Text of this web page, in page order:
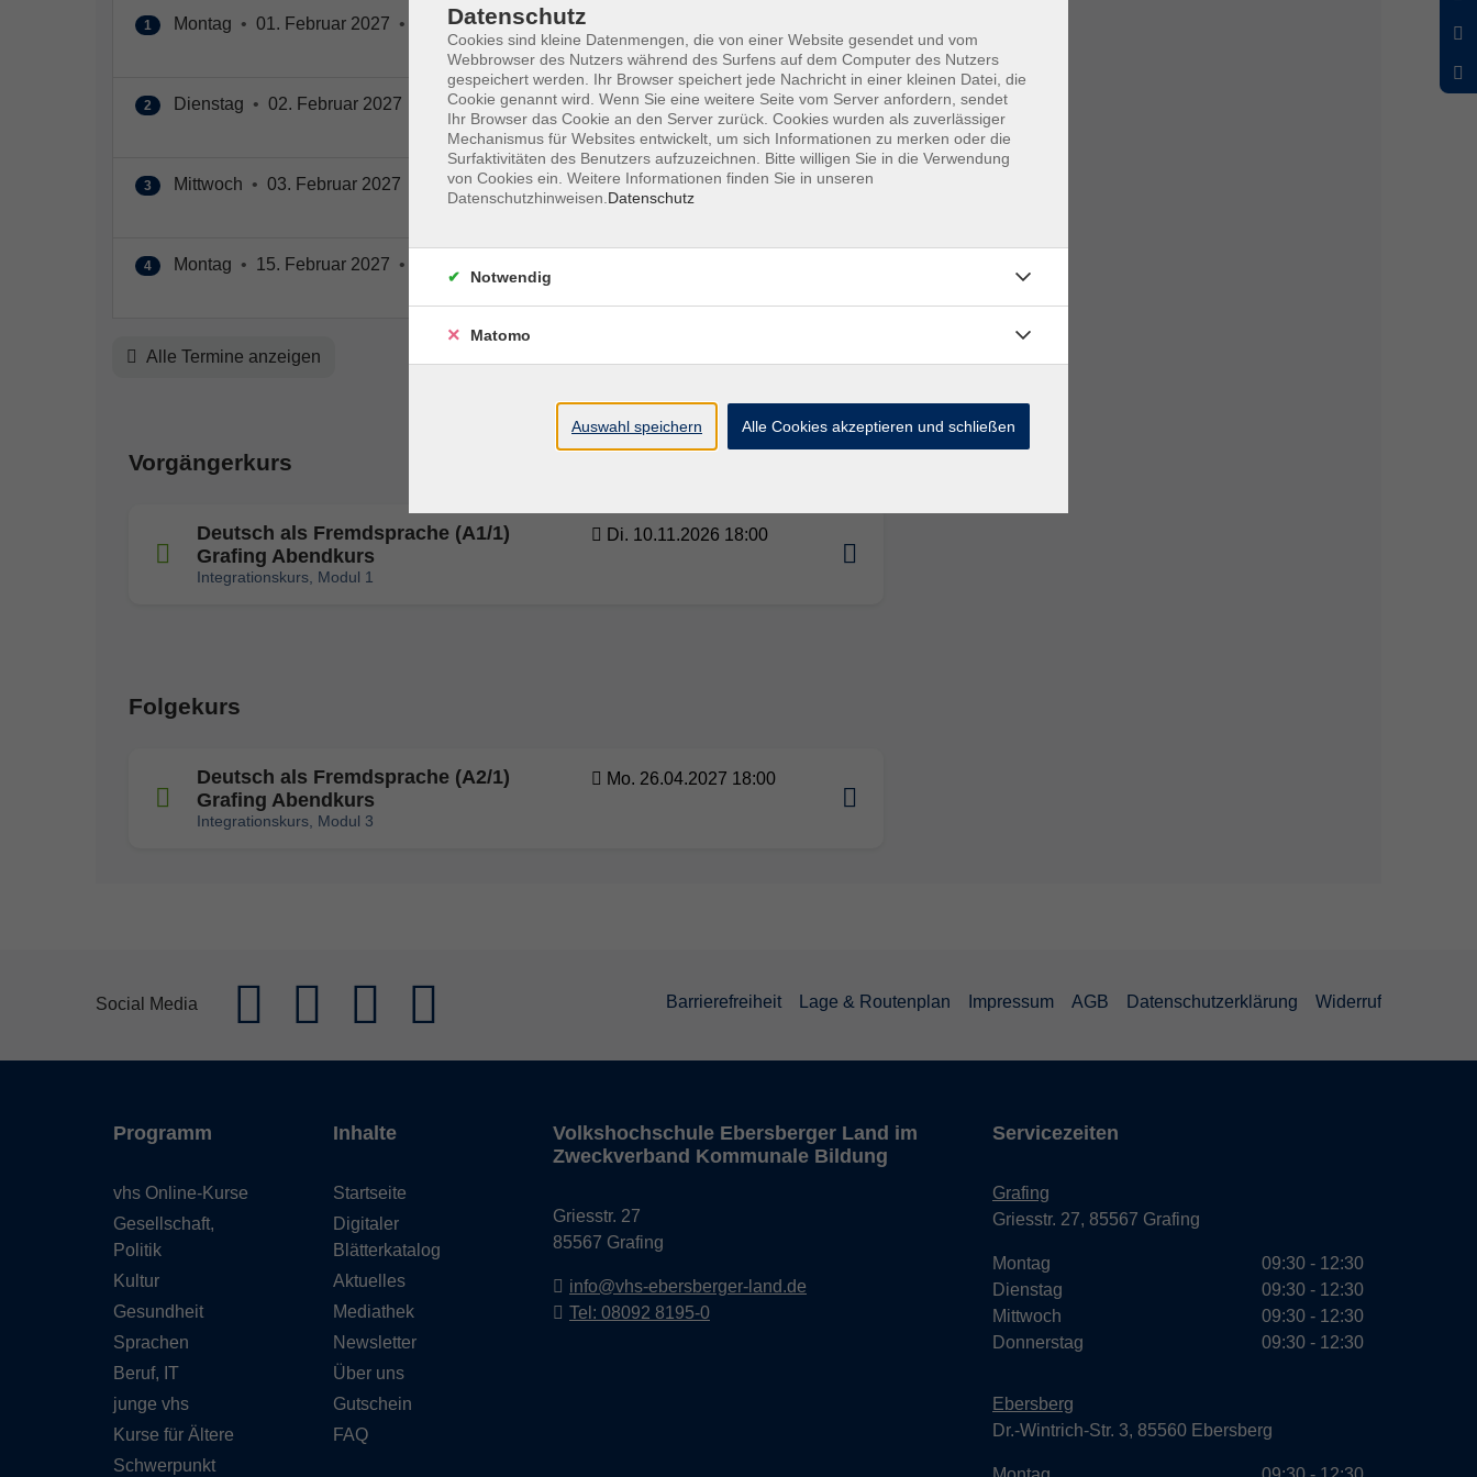
1 Montag • 01. Februar 2027 • 18:00 – 21:00 Uhr
Jahnstr. 17
2 Dienstag • 02. Februar 2027 18:00 – 21:00 Uhr
Grafing, Gymnasium,
Jahnstr. 17
3 Mittwoch • 03. Februar 2027 18:00 – 21:00 Uhr
Grafing, Gymnasium,
4 Montag • 15. Februar 2027 •
Alle Termine anzeigen
Vorgängerkurs
Deutsch als Fremdsprache (A1/1)
Grafing Abendkurs
Integrationskurs, Modul 1
Di. 10.11.2026 18:00
Folgekurs
Deutsch als Fremdsprache (A2/1)
Grafing Abendkurs
Integrationskurs, Modul 3
Mo. 26.04.2027 18:00
Social Media Barrierefreiheit Lage & Routenplan Impressum AGB Datenschutzerklärung Widerruf
Programm
vhs Online-Kurse
Gesellschaft,
Politik
Kultur
Gesundheit
Sprachen
Beruf, IT
junge vhs
Kurse für Ältere
Schwerpunkt
Inhalte
Startseite
Digitaler
Blätterkatalog
Aktuelles
Mediathek
Newsletter
Über uns
Gutschein
FAQ
Volkshochschule Ebersberger Land im
Zweckverband Kommunale Bildung
Griesstr. 27
85567 Grafing
info@vhs-ebersberger-land.de
Tel: 08092 8195-0
Servicezeiten
Grafing
Griesstr. 27, 85567 Grafing
Montag
Dienstag
Mittwoch
Donnerstag
09:30 - 12:30
09:30 - 12:30
09:30 - 12:30
09:30 - 12:30
Ebersberg
Dr.-Wintrich-Str. 3, 85560 Ebersberg
Datenschutz
Cookies sind kleine Datenmengen, die von einer Website gesendet und vom
Webbrowser des Nutzers während des Surfens auf dem Computer des Nutzers
gespeichert werden. Ihr Browser speichert jede Nachricht in einer kleinen Datei, die
Cookie genannt wird. Wenn Sie eine weitere Seite vom Server anfordern, sendet
Ihr Browser das Cookie an den Server zurück. Cookies wurden als zuverlässiger
Mechanismus für Websites entwickelt, um sich Informationen zu merken oder die
Surfaktivitäten des Benutzers aufzuzeichnen. Bitte willigen Sie in die Verwendung
von Cookies ein. Weitere Informationen finden Sie in unseren
Datenschutzhinweisen. Datenschutz
Notwendig
Matomo
Auswahl speichern Alle Cookies akzeptieren und schließen